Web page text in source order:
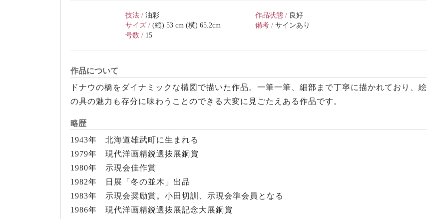
技法 / 油彩
サイズ / (縦) 53 cm (横) 65.2cm
号数 / 15
作品状態 / 良好
備考 / サインあり
作品について
ドナウの橋をダイナミックな構図で描いた作品。一筆一筆、細部まで丁寧に描かれており、絵
の具の魅力も存分に味わうことのできる大変に見ごたえある作品です。
略歴
1943年 北海道雄武町に生まれる
1979年 現代洋画精鋭選抜展銅賞
1980年 示現会佳作賞
1982年 日展「冬の並木」出品
1983年 示現会奨励賞。小田切訓、示現会準会員となる
1986年 現代洋画精鋭選抜展記念大展銅賞